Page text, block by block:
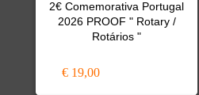
2€ Comemorativa Portugal
2026 PROOF " Rotary /
Rotários "
€ 19,00